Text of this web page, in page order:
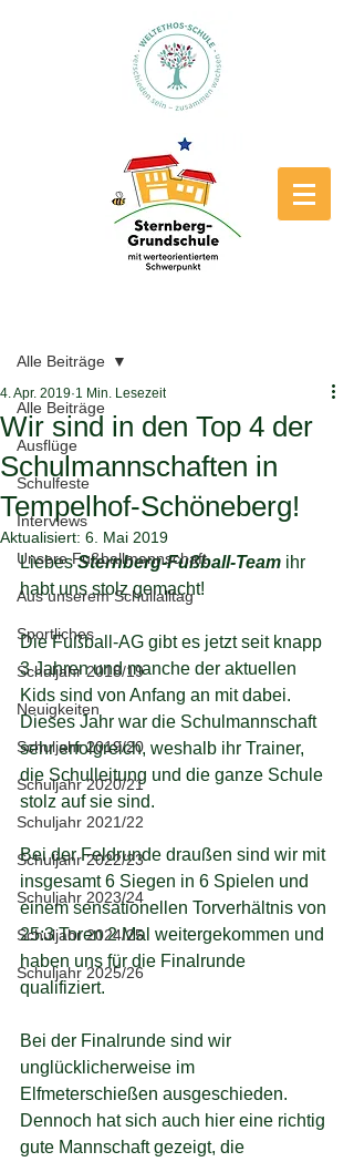
Alle Beiträge
Ausflüge
Schulfeste
Interviews
Unsere Fußballmannschaft
Aus unserem Schullalltag
Sportliches
Schuljahr 2018/19
Neuigkeiten
Schuljahr 2019/20
Schuljahr 2020/21
Schuljahr 2021/22
Schuljahr 2022/23
Schuljahr 2023/24
Schuljahr 2024/25
Schuljahr 2025/26
Alle Beiträge
Wir sind in den Top 4 der
Schulmannschaften in
Tempelhof-Schöneberg!
4. Apr. 2019 1 Min. Lesezeit
Aktualisiert: 6. Mai 2019
Liebes Sternberg-Fußball-Team ihr
habt uns stolz gemacht!
Die Fußball-AG gibt es jetzt seit knapp
3 Jahren und manche der aktuellen
Kids sind von Anfang an mit dabei.
Dieses Jahr war die Schulmannschaft
sehr erfolgreich, weshalb ihr Trainer,
die Schulleitung und die ganze Schule
stolz auf sie sind.
Bei der Feldrunde draußen sind wir mit
insgesamt 6 Siegen in 6 Spielen und
einem sensationellen Torverhältnis von
25:3 Toren 2 Mal weitergekommen und
haben uns für die Finalrunde
qualifiziert.
Bei der Finalrunde sind wir
unglücklicherweise im
Elfmeterschießen ausgeschieden.
Dennoch hat sich auch hier eine richtig
gute Mannschaft gezeigt, die